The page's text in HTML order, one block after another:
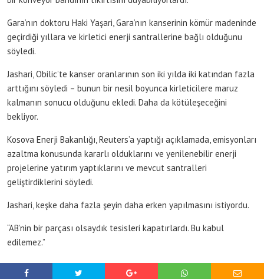
Gara’nın doktoru Haki Yaşari, Gara’nın kanserinin kömür madeninde
geçirdiği yıllara ve kirletici enerji santrallerine bağlı olduğunu
söyledi.
Jashari, Obilic’te kanser oranlarının son iki yılda iki katından fazla
arttığını söyledi – bunun bir nesil boyunca kirleticilere maruz
kalmanın sonucu olduğunu ekledi. Daha da kötüleşeceğini
bekliyor.
Kosova Enerji Bakanlığı, Reuters’a yaptığı açıklamada, emisyonları
azaltma konusunda kararlı olduklarını ve yenilenebilir enerji
projelerine yatırım yaptıklarını ve mevcut santralleri
geliştirdiklerini söyledi.
Jashari, keşke daha fazla şeyin daha erken yapılmasını istiyordu.
“AB’nin bir parçası olsaydık tesisleri kapatırlardı. Bu kabul
edilemez.”